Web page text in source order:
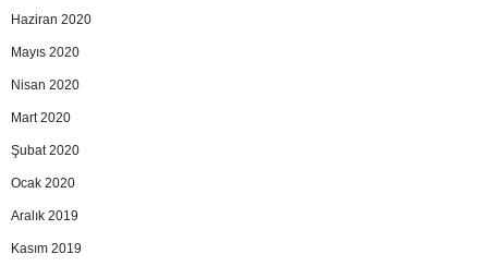
Haziran 2020
Mayıs 2020
Nisan 2020
Mart 2020
Şubat 2020
Ocak 2020
Aralık 2019
Kasım 2019